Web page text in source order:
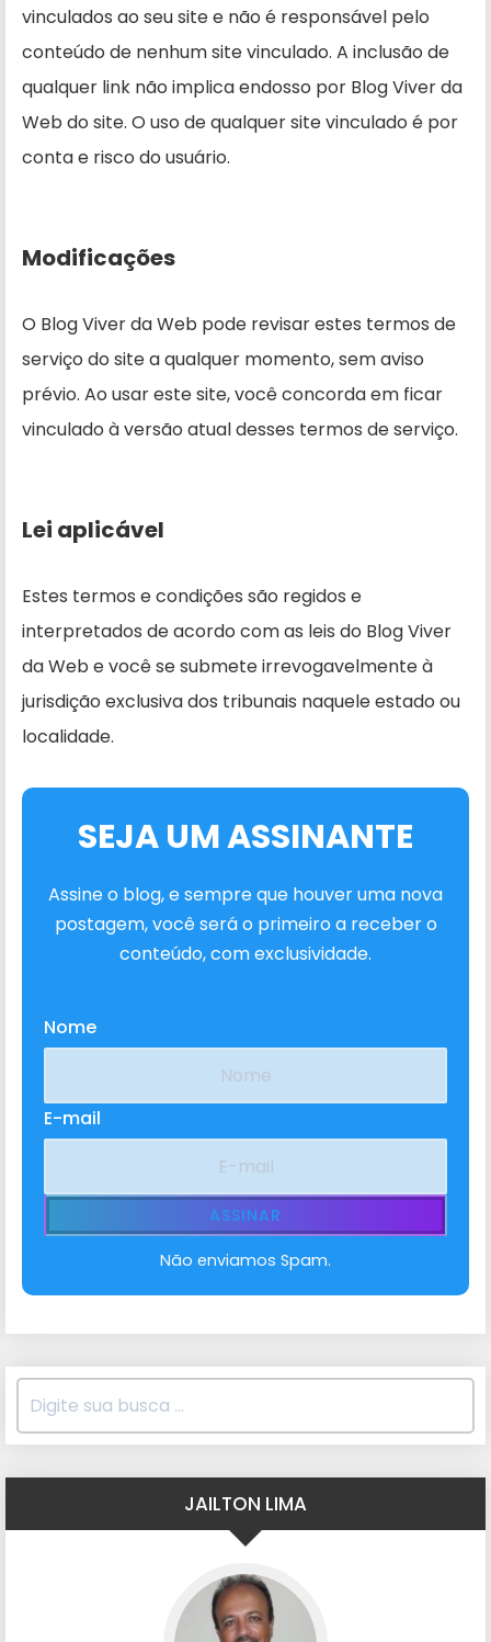
vinculados ao seu site e não é responsável pelo
conteúdo de nenhum site vinculado. A inclusão de
qualquer link não implica endosso por Blog Viver da
Web do site. O uso de qualquer site vinculado é por
conta e risco do usuário.
Modificações
O Blog Viver da Web pode revisar estes termos de
serviço do site a qualquer momento, sem aviso
prévio. Ao usar este site, você concorda em ficar
vinculado à versão atual desses termos de serviço.
Lei aplicável
Estes termos e condições são regidos e
interpretados de acordo com as leis do Blog Viver
da Web e você se submete irrevogavelmente à
jurisdição exclusiva dos tribunais naquele estado ou
localidade.
SEJA UM ASSINANTE
Assine o blog, e sempre que houver uma nova
postagem, você será o primeiro a receber o
conteúdo, com exclusividade.
Nome
E-mail
Não enviamos Spam.
JAILTON LIMA